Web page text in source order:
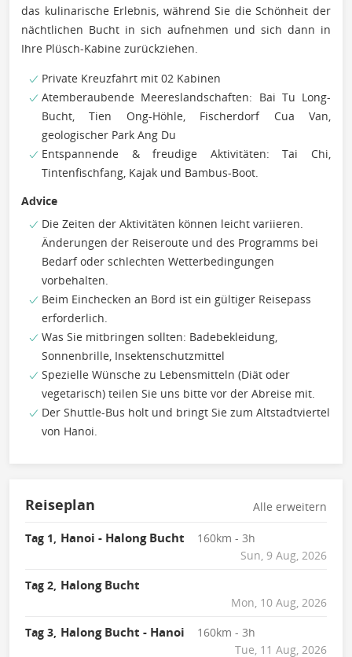
das kulinarische Erlebnis, während Sie die Schönheit der
nächtlichen Bucht in sich aufnehmen und sich dann in
Ihre Plüsch-Kabine zurückziehen.
Private Kreuzfahrt mit 02 Kabinen
Atemberaubende Meereslandschaften: Bai Tu Long-
Bucht, Tien Ong-Höhle, Fischerdorf Cua Van,
geologischer Park Ang Du
Entspannende & freudige Aktivitäten: Tai Chi,
Tintenfischfang, Kajak und Bambus-Boot.
Advice
Die Zeiten der Aktivitäten können leicht variieren.
Änderungen der Reiseroute und des Programms bei
Bedarf oder schlechten Wetterbedingungen
vorbehalten.
Beim Einchecken an Bord ist ein gültiger Reisepass
erforderlich.
Was Sie mitbringen sollten: Badebekleidung,
Sonnenbrille, Insektenschutzmittel
Spezielle Wünsche zu Lebensmitteln (Diät oder
vegetarisch) teilen Sie uns bitte vor der Abreise mit.
Der Shuttle-Bus holt und bringt Sie zum Altstadtviertel
von Hanoi.
Reiseplan Alle erweitern
Tag 1, Hanoi - Halong Bucht
160km - 3h
Sun, 9 Aug, 2026
Tag 2, Halong Bucht
Mon, 10 Aug, 2026
Tag 3, Halong Bucht - Hanoi
160km - 3h
Tue, 11 Aug, 2026